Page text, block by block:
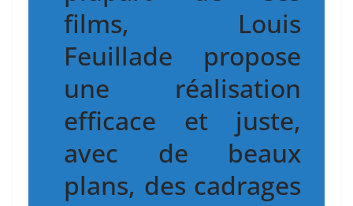
films, Louis
Feuillade propose
une réalisation
efficace et juste,
avec de beaux
plans, des cadrages